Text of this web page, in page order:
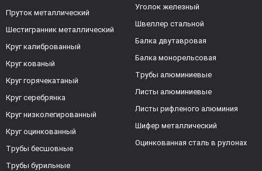
Пруток металлический
Шестигранник металлический
Круг калиброванный
Круг кованый
Круг горячекатаный
Круг серебрянка
Круг низколегированный
Круг оцинкованный
Трубы бесшовные
Трубы бурильные
Уголок железный
Швеллер стальной
Балка двутавровая
Балка монорельсовая
Трубы алюминиевые
Листы алюминиевые
Листы рифленого алюминия
Шифер металлический
Оцинкованная сталь в рулонах